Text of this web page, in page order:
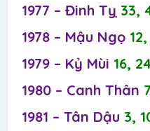
1977 – Đinh Tỵ 33,
1978 – Mậu Ngọ
1979 – Kỷ Mùi 16,
1980 – Canh Thân
1981 – Tân Dậu 3,